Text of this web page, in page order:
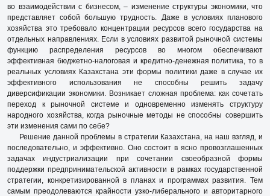
во взаимодействии с бизнесом, – изменение структуры экономики, что
представляет собой большую трудность. Даже в условиях планового
хозяйства это требовало концентрации ресурсов всего государства на
отдельных направлениях. Если в условиях развитой рыночной системы
функцию распределения ресурсов во многом обеспечивают
эффективная бюджетно-налоговая и кредитно-денежная политика, то в
реальных условиях Казахстана эти формы политики даже в случае их
эффективного использования не способны решить задачу
диверсификации экономики. Возникает сложная проблема: как сочетать
переход к рыночной системе и одновременно изменять структуру
народного хозяйства, когда рыночные методы не способны совершить
эти изменения сами по себе?
Решение данной проблемы в стратегии Казахстана, на наш взгляд, и
последовательно, и эффективно. Оно состоит в ясно провозглашенных
задачах индустриализации при сочетании своеобразной формы
поддержки предпринимательской активности в рамках государственной
стратегии, конкретизированной в планах и программах развития. Тем
самым преодолеваются крайности узко-либерального и авторитарного